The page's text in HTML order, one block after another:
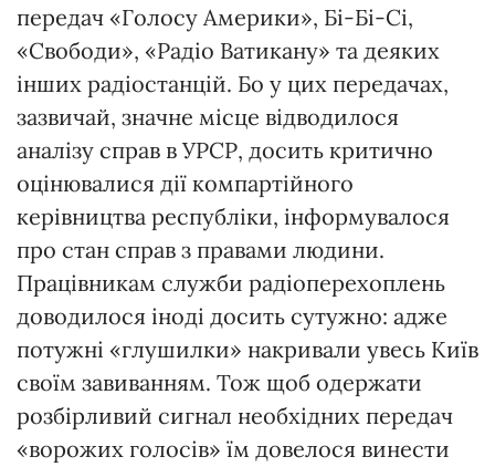
передач «Голосу Америки», Бі-Бі-Сі,
«Свободи», «Радіо Ватикану» та деяких
інших радіостанцій. Бо у цих передачах,
зазвичай, значне місце відводилося
аналізу справ в УРСР, досить критично
оцінювалися дії компартійного
керівництва республіки, інформувалося
про стан справ з правами людини.
Працівникам служби радіоперехоплень
доводилося іноді досить сутужно: адже
потужні «глушилки» накривали увесь Київ
своїм завиванням. Тож щоб одержати
розбірливий сигнал необхідних передач
«ворожих голосів» їм довелося винести